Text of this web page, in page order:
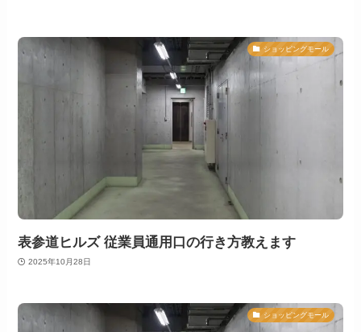
ショッピングモール
表参道ヒルズ 従業員通用口の行き方教えます
2025年10月28日
ショッピングモール